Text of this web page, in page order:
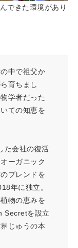
できた環境があり
中で祖父か
育ちまし
学者だった
ての知恵を
た会社の復活
ーガニック
ブレンドを
年に独立。
物の恵みを
Secretを設立
じゅうの本